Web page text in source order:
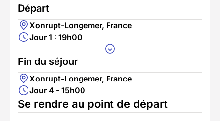
Départ
Xonrupt-Longemer, France
Jour 1 : 19h00
Fin du séjour
Xonrupt-Longemer, France
Jour 4 - 15h00
Se rendre au point de départ